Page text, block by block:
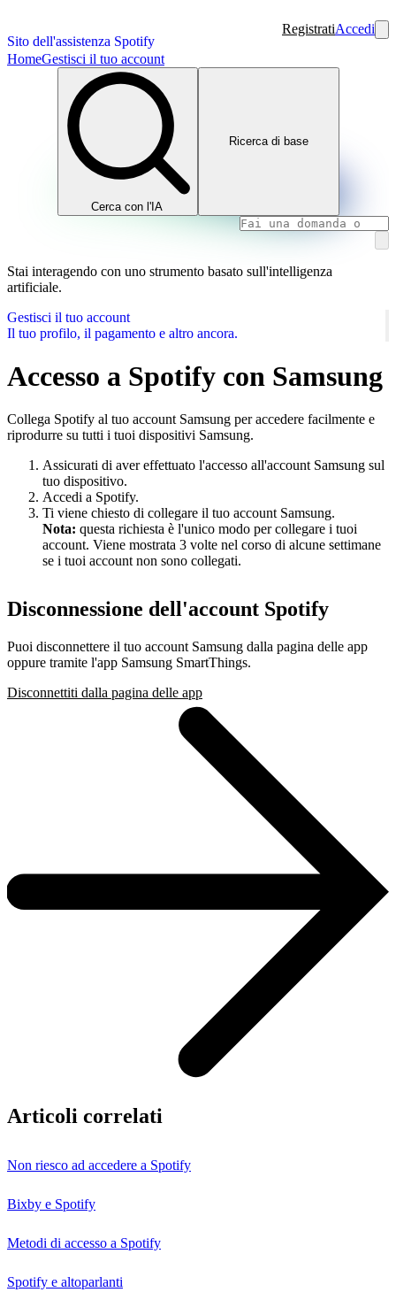
Sito dell'assistenza Spotify
RegistratiAccedi
HomeGestisci il tuo account
Cerca con l'IA
Ricerca di base
Stai interagendo con uno strumento basato sull'intelligenza
artificiale.
Gestisci il tuo account
Il tuo profilo, il pagamento e altro ancora.
Accesso a Spotify con Samsung
Collega Spotify al tuo account Samsung per accedere facilmente e
riprodurre su tutti i tuoi dispositivi Samsung.
Assicurati di aver effettuato l'accesso all'account Samsung sul
tuo dispositivo.
Accedi a Spotify.
Ti viene chiesto di collegare il tuo account Samsung.
Nota: questa richiesta è l'unico modo per collegare i tuoi
account. Viene mostrata 3 volte nel corso di alcune settimane
se i tuoi account non sono collegati.
Disconnessione dell'account Spotify
Puoi disconnettere il tuo account Samsung dalla pagina delle app
oppure tramite l'app Samsung SmartThings.
Disconnettiti dalla pagina delle app
Articoli correlati
Non riesco ad accedere a Spotify
Bixby e Spotify
Metodi di accesso a Spotify
Spotify e altoparlanti